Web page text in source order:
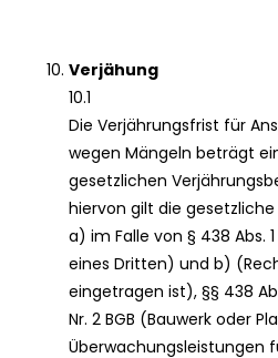
Verjähung
10.1
Die Verjährungsfrist für
wegen Mängeln beträgt
gesetzlichen
hiervon gilt die
a) im Falle von § 438 Abs.
eines Dritten) und b)
eingetragen ist), §§ 438
Nr. 2 BGB (Bauwerk oder
Überwachungsleistungen